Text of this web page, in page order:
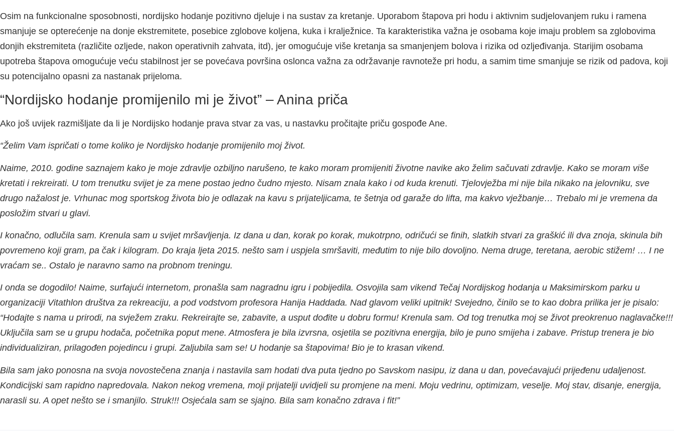
Osim na funkcionalne sposobnosti, nordijsko hodanje pozitivno djeluje i na sustav za kretanje. Uporabom štapova pri hodu i aktivnim sudjelovanjem ruku i ramena
smanjuje se opterećenje na donje ekstremitete, posebice zglobove koljena, kuka i kralježnice. Ta karakteristika važna je osobama koje imaju problem sa zglobovima
donjih ekstremiteta (različite ozljede, nakon operativnih zahvata, itd), jer omogućuje više kretanja sa smanjenjem bolova i rizika od ozljeđivanja. Starijim osobama
upotreba štapova omogućuje veću stabilnost jer se povećava površina oslonca važna za održavanje ravnoteže pri hodu, a samim time smanjuje se rizik od padova, koji
su potencijalno opasni za nastanak prijeloma.
“Nordijsko hodanje promijenilo mi je život” – Anina priča
Ako još uvijek razmišljate da li je Nordijsko hodanje prava stvar za vas, u nastavku pročitajte priču gospođe Ane.
“Želim Vam ispričati o tome koliko je Nordijsko hodanje promijenilo moj život.
Naime, 2010. godine saznajem kako je moje zdravlje ozbiljno narušeno, te kako moram promijeniti životne navike ako želim sačuvati zdravlje. Kako se moram više
kretati i rekreirati. U tom trenutku svijet je za mene postao jedno čudno mjesto. Nisam znala kako i od kuda krenuti. Tjelovježba mi nije bila nikako na jelovniku, sve
drugo nažalost je. Vrhunac mog sportskog života bio je odlazak na kavu s prijateljicama, te šetnja od garaže do lifta, ma kakvo vježbanje… Trebalo mi je vremena da
posložim stvari u glavi.
I konačno, odlučila sam. Krenula sam u svijet mršavljenja. Iz dana u dan, korak po korak, mukotrpno, odričući se finih, slatkih stvari za graškić ili dva znoja, skinula bih
povremeno koji gram, pa čak i kilogram. Do kraja ljeta 2015. nešto sam i uspjela smršaviti, međutim to nije bilo dovoljno. Nema druge, teretana, aerobic stižem! … I ne
vraćam se.. Ostalo je naravno samo na probnom treningu.
I onda se dogodilo! Naime, surfajući internetom, pronašla sam nagradnu igru i pobijedila. Osvojila sam vikend Tečaj Nordijskog hodanja u Maksimirskom parku u
organizaciji Vitathlon društva za rekreaciju, a pod vodstvom profesora Hanija Haddada. Nad glavom veliki upitnik! Svejedno, činilo se to kao dobra prilika jer je pisalo:
“Hodajte s nama u prirodi, na svježem zraku. Rekreirajte se, zabavite, a usput dođite u dobru formu! Krenula sam. Od tog trenutka moj se život preokrenuo naglavačke!!!
Uključila sam se u grupu hodača, početnika poput mene. Atmosfera je bila izvrsna, osjetila se pozitivna energija, bilo je puno smijeha i zabave. Pristup trenera je bio
individualiziran, prilagođen pojedincu i grupi. Zaljubila sam se! U hodanje sa štapovima! Bio je to krasan vikend.
Bila sam jako ponosna na svoja novostečena znanja i nastavila sam hodati dva puta tjedno po Savskom nasipu, iz dana u dan, povećavajući prijeđenu udaljenost.
Kondicijski sam rapidno napredovala. Nakon nekog vremena, moji prijatelji uvidjeli su promjene na meni. Moju vedrinu, optimizam, veselje. Moj stav, disanje, energija,
narasli su. A opet nešto se i smanjilo. Struk!!! Osjećala sam se sjajno. Bila sam konačno zdrava i fit!”